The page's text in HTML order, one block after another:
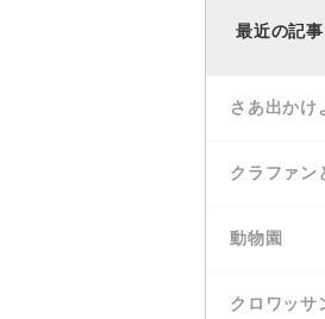
最近の記事
さあ出かけ
クラファン
動物園
クロワッサ